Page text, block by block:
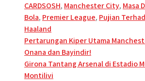
CARDSOSH, Manchester City, Masa
Bola, Premier League, Pujian
Haaland
Post
navigation
Pertarungan Kiper Utama
Onana dan Bayindir!
Girona Tantang Arsenal di Estadio
Montilivi